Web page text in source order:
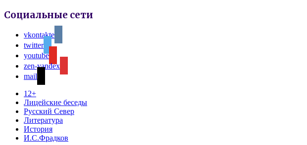
Социальные сети
vkontakte
twitter
youtube
zen-yandex
mail
12+
Лицейские беседы
Русский Север
Литература
История
И.С.Фрадков